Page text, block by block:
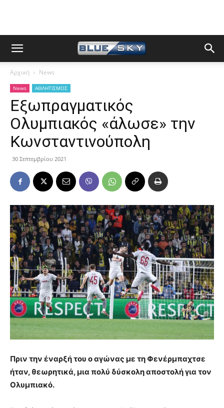
Αρχική News
News ΑΘΛΗΤΙΣΜΟΣ
Εξωπραγματικός
Ολυμπιακός «άλωσε» την
Κωνσταντινούπολη
30 Σεπτεμβρίου 2021
Πριν την έναρξή του ο αγώνας με τη Φενέρμπαχτσε
ήταν, θεωρητικά, μια πολύ δύσκολη αποστολή για τον
Ολυμπιακό.